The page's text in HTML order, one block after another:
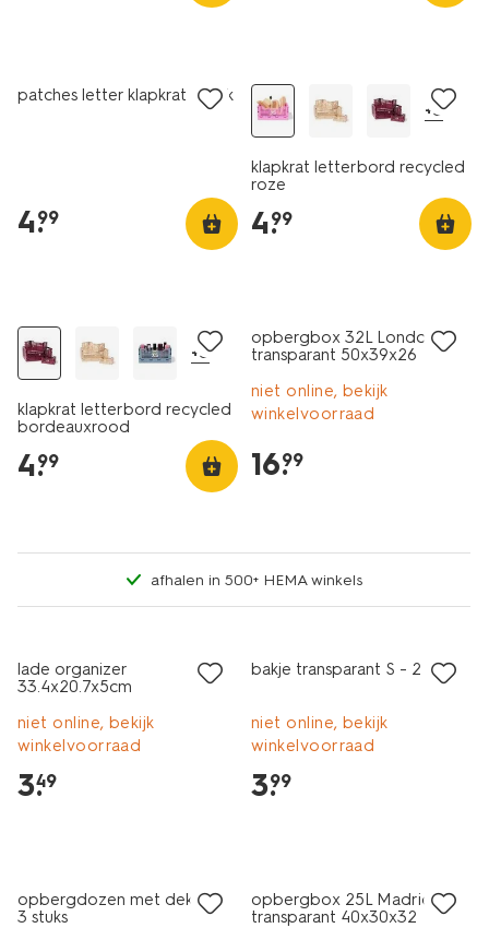
patches letter klapkrat vrolijk
4.
99
+5
klapkrat letterbord recycled
roze
4.
99
+5
klapkrat letterbord recycled
bordeauxrood
4.
99
opbergbox 32L London
transparant 50x39x26
niet online, bekijk
winkelvoorraad
16.
99
afhalen in 500+ HEMA winkels
lade organizer
33.4x20.7x5cm
niet online, bekijk
winkelvoorraad
3.
49
bakje transparant S - 2 stuks
niet online, bekijk
winkelvoorraad
3.
99
opbergdozen met deksel -
3 stuks
opbergbox 25L Madrid
transparant 40x30x32